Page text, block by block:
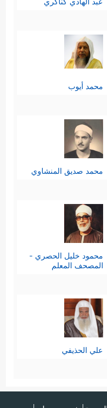
محمد أيوب
محمد صديق المنشاوي
محمود خليل الحصري -
المصحف المعلم
علي الحذيفي